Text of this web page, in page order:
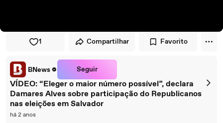
1 Compartilhar Favorito
BNews Seguir
VÍDEO: “Eleger o maior número possível”, declara
Damares Alves sobre participação do Republicanos
nas eleições em Salvador
há 2 anos